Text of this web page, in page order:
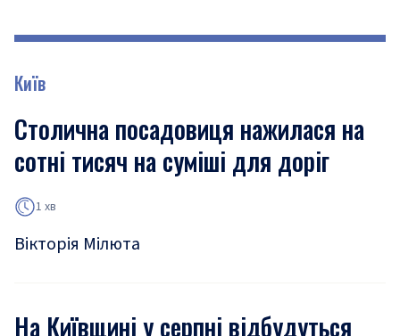
Київ
Столична посадовиця нажилася на
сотні тисяч на суміші для доріг
1 хв
Вікторія Мілюта
На Київщині у серпні відбудуться